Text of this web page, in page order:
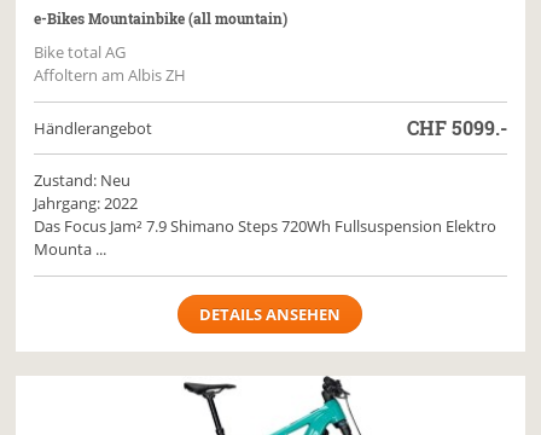
e-Bikes Mountainbike (all mountain)
Bike total AG
Affoltern am Albis ZH
Händlerangebot CHF5099.-
Zustand: Neu
Jahrgang: 2022
Das Focus Jam² 7.9 Shimano Steps 720Wh Fullsuspension Elektro
Mounta ...
DETAILS ANSEHEN